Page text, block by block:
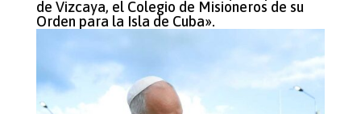
de Vizcaya, el Colegio de Misioneros de su
Orden para la Isla de Cuba».